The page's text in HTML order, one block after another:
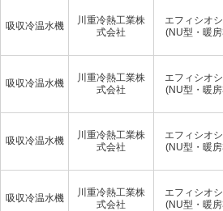
吸収冷温水機
川重冷熱工業株
式会社
エフィシオ
(NU型・暖
吸収冷温水機
川重冷熱工業株
式会社
エフィシオ
(NU型・暖
吸収冷温水機
川重冷熱工業株
式会社
エフィシオ
(NU型・暖
吸収冷温水機
川重冷熱工業株
式会社
エフィシオ
(NU型・暖